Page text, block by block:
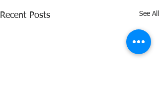
Recent Posts See All